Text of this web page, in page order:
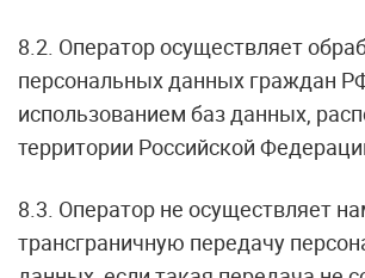
8.2. Оператор осуществляет
персональных данных граждан
использованием баз данных,
территории Российской
8.3. Оператор не осуществляет
трансграничную передачу